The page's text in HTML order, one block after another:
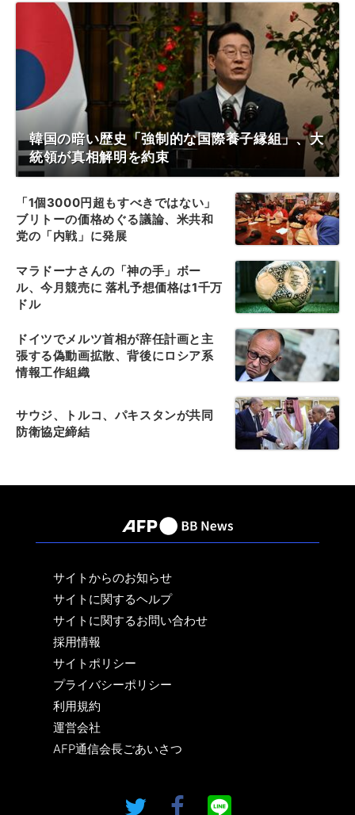
韓国の暗い歴史「強制的な国際養子縁組」、大
統領が真相解明を約束
「1個3000円超もすべきではない」
ブリトーの価格めぐる議論、米共和
党の「内戦」に発展
マラドーナさんの「神の手」ボー
ル、今月競売に 落札予想価格は1千万
ドル
ドイツでメルツ首相が辞任計画と主
張する偽動画拡散、背後にロシア系
情報工作組織
サウジ、トルコ、パキスタンが共同
防衛協定締結
サイトからのお知らせ
サイトに関するヘルプ
サイトに関するお問い合わせ
採用情報
サイトポリシー
プライバシーポリシー
利用規約
運営会社
AFP通信会長ごあいさつ